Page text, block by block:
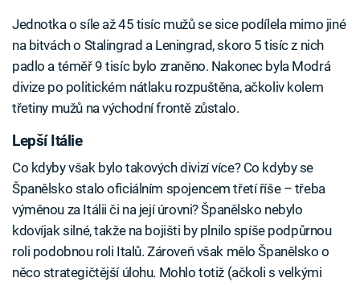
Jednotka o síle až 45 tisíc mužů se sice podílela mimo jiné
na bitvách o Stalingrad a Leningrad, skoro 5 tisíc z nich
padlo a téměř 9 tisíc bylo zraněno. Nakonec byla Modrá
divize po politickém nátlaku rozpuštěna, ačkoliv kolem
třetiny mužů na východní frontě zůstalo.
Lepší Itálie
Co kdyby však bylo takových divizí více? Co kdyby se
Španělsko stalo oficiálním spojencem třetí říše – třeba
výměnou za Itálii či na její úrovni? Španělsko nebylo
kdovíjak silné, takže na bojišti by plnilo spíše podpůrnou
roli podobnou roli Italů. Zároveň však mělo Španělsko o
něco strategičtější úlohu. Mohlo totiž (ačkoli s velkými